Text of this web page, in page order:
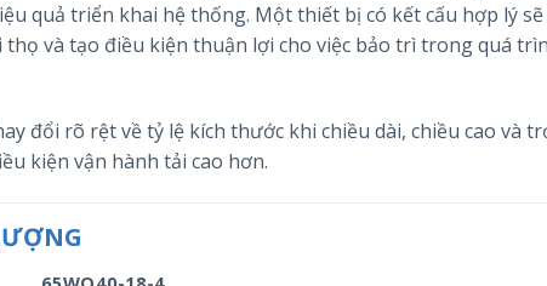
quả triển khai hệ thống. Một thiết bị có kết cấu hợp lý
và tạo điều kiện thuận lợi cho việc bảo trì trong quá
đổi rõ rệt về tỷ lệ kích thước khi chiều dài, chiều cao và
kiện vận hành tải cao hơn.